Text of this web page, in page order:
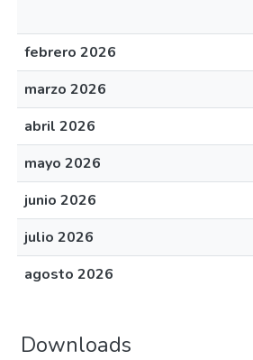
febrero 2026
marzo 2026
abril 2026
mayo 2026
junio 2026
julio 2026
agosto 2026
Downloads